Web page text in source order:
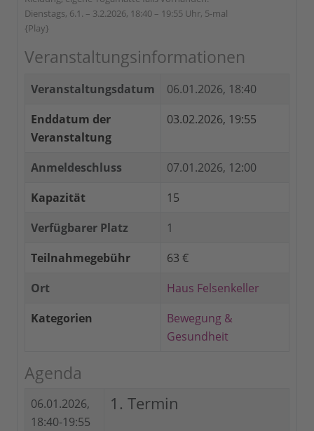
Dienstags, 6.1. – 3.2.2026, 18:40 – 19:55 Uhr, 5-mal
{Play}
Veranstaltungsinformationen
Veranstaltungsdatum
06.01.2026, 18:40
Enddatum der
Veranstaltung
03.02.2026, 19:55
Anmeldeschluss
07.01.2026, 12:00
Kapazität
15
Verfügbarer Platz
1
Teilnahmegebühr
63 €
Ort
Haus Felsenkeller
Kategorien
Bewegung &
Gesundheit
Agenda
06.01.2026,
18:40-19:55
1. Termin